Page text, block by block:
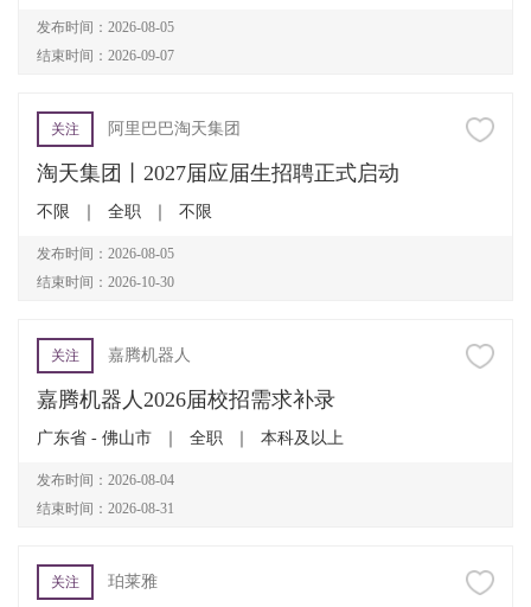
发布时间：2026-08-05
结束时间：2026-09-07
关注 阿里巴巴淘天集团
淘天集团丨2027届应届生招聘正式启动
不限 全职 不限
发布时间：2026-08-05
结束时间：2026-10-30
关注 嘉腾机器人
嘉腾机器人2026届校招需求补录
广东省 - 佛山市 全职 本科及以上
发布时间：2026-08-04
结束时间：2026-08-31
关注 珀莱雅